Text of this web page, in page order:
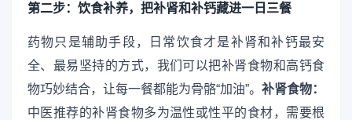
第二步：饮食补养，把补肾和补钙藏进一日三餐
药物只是辅助手段，日常饮食才是补肾和补钙最安
全、最易坚持的方式，我们可以把补肾食物和高钙食
物巧妙结合，让每一餐都能为骨骼“加油”。 补肾食物：
中医推荐的补肾食物多为温性或性平的食材，需要根